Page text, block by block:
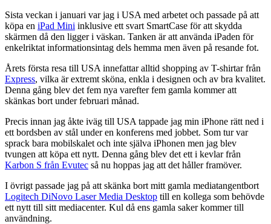
Sista veckan i januari var jag i USA med arbetet och passade på att
köpa en iPad Mini inklusive ett svart SmartCase för att skydda
skärmen då den ligger i väskan. Tanken är att använda iPaden för
enkelriktat informationsintag dels hemma men även på resande fot.
Årets första resa till USA innefattar alltid shopping av T-shirtar från
Express, vilka är extremt sköna, enkla i designen och av bra kvalitet.
Denna gång blev det fem nya varefter fem gamla kommer att
skänkas bort under februari månad.
Precis innan jag åkte iväg till USA tappade jag min iPhone rätt ned i
ett bordsben av stål under en konferens med jobbet. Som tur var
sprack bara mobilskalet och inte själva iPhonen men jag blev
tvungen att köpa ett nytt. Denna gång blev det ett i kevlar från
Karbon S från Evutec så nu hoppas jag att det håller framöver.
I övrigt passade jag på att skänka bort mitt gamla mediatangentbort
Logitech DiNovo Laser Media Desktop till en kollega som behövde
ett nytt till sitt mediacenter. Kul då ens gamla saker kommer till
användning.